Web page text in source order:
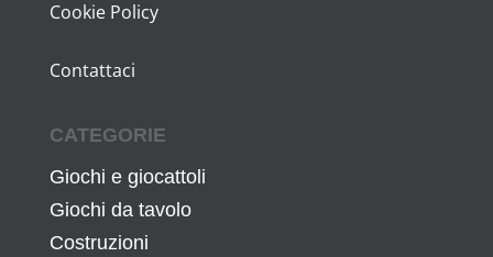
Cookie Policy
Contattaci
CATEGORIE
Giochi e giocattoli
Giochi da tavolo
Costruzioni